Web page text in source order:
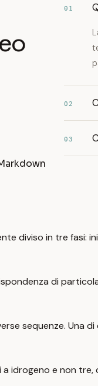
01
02
03
diviso in tre fasi:
di
sequenze. Una di
idrogeno e non